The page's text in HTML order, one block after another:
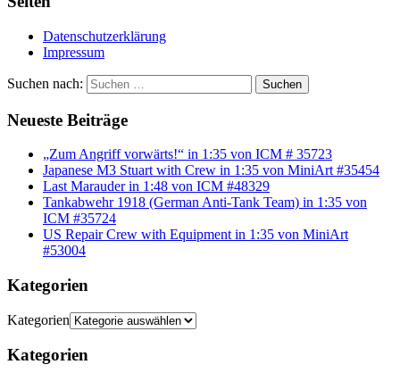
Datenschutzerklärung
Impressum
Suchen nach: Suchen
Neueste Beiträge
„Zum Angriff vorwärts!“ in 1:35 von ICM # 35723
Japanese M3 Stuart with Crew in 1:35 von MiniArt #35454
Last Marauder in 1:48 von ICM #48329
Tankabwehr 1918 (German Anti-Tank Team) in 1:35 von
ICM #35724
US Repair Crew with Equipment in 1:35 von MiniArt
#53004
Kategorien
Kategorien
Kategorien